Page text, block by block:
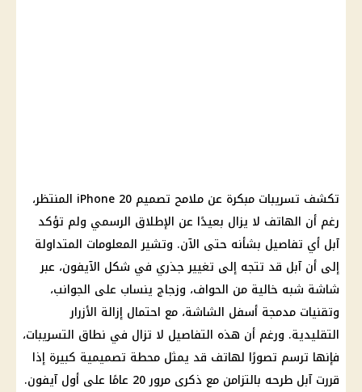
تكشف تسريبات مبكرة عن ملامح تصميم iPhone 20 المنتظر،
رغم أن الهاتف لا يزال بعيدًا عن الإطلاق الرسمي ولم تؤكد
آبل أي تفاصيل بشأنه حتى الآن. وتشير المعلومات المتداولة
إلى أن آبل قد تتجه إلى تغيير جذري في شكل الآيفون، عبر
شاشة شبه خالية من الحواف، وزجاج ينساب على الجوانب،
وتقنيات مدمجة أسفل الشاشة، مع احتمال إزالة الأزرار
التقليدية. ورغم أن هذه التفاصيل لا تزال في نطاق التسريبات،
فإنها ترسم تصورًا لهاتف قد يمثل محطة تصميمية كبيرة إذا
قررت آبل طرحه بالتزامن مع ذكرى مرور 20 عامًا على أول آيفون.